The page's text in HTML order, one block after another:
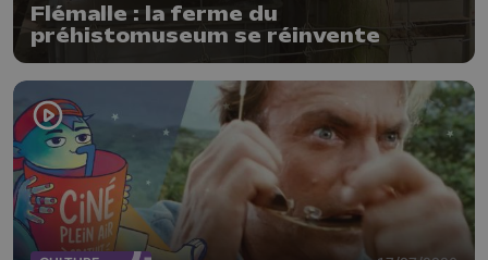
Flémalle : la ferme du
préhistomuseum se réinvente